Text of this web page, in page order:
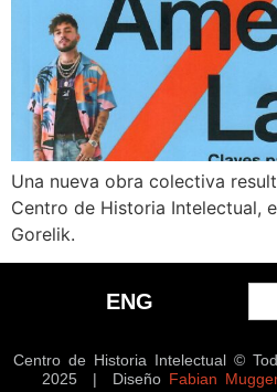
Una nueva obra colectiva
Centro de Historia Intelectual,
Gorelik.
ENG
Centro de Historia Intelectual ©
2025 | Diseño Fabian